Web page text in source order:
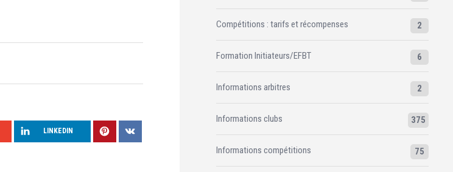
LINKEDIN
Compétitions : tarifs et récompenses 2
Formation Initiateurs/EFBT 6
Informations arbitres 2
Informations clubs 375
Informations compétitions 75